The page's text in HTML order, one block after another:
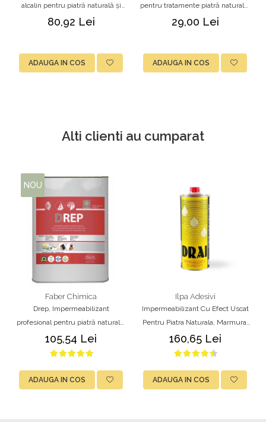
alcalin pentru piatră naturală și
ceramică – Faber Cottosolv 1L
80,92 Lei
ADAUGA IN COS
pentru tratamente piatră naturală,
Stoneproof
29,00 Lei
ADAUGA IN COS
Alti clienti au cumparat
NOU
Faber Chimica
Drep, Impermeabilizant
profesional pentru piatră naturală,
marmură, granit și ciment, 1L,
Faber
105,54 Lei
ADAUGA IN COS
Ilpa Adesivi
Impermeabilizant Cu Efect Uscat
Pentru Piatra Naturala, Marmura,
Granit, Travertin, Caramida si
Beton – Ilpa DRAI 1L
160,65 Lei
ADAUGA IN COS